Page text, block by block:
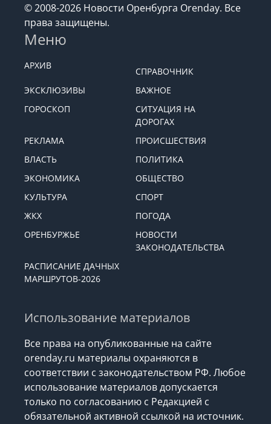
© 2008-2026 Новости Оренбурга Orenday. Все
права защищены.
Меню
АРХИВ
СПРАВОЧНИК
ЭКСКЛЮЗИВЫ
ВАЖНОЕ
ГОРОСКОП
СИТУАЦИЯ НА
ДОРОГАХ
РЕКЛАМА
ПРОИСШЕСТВИЯ
ВЛАСТЬ
ПОЛИТИКА
ЭКОНОМИКА
ОБЩЕСТВО
КУЛЬТУРА
СПОРТ
ЖКХ
ПОГОДА
ОРЕНБУРЖЬЕ
НОВОСТИ
ЗАКОНОДАТЕЛЬСТВА
РАСПИСАНИЕ ДАЧНЫХ
МАРШРУТОВ-2026
Использование материалов
Все права на опубликованные на сайте
orenday.ru материалы охраняются в
соответствии с законодательством РФ. Любое
использование материалов допускается
только по согласованию с Редакцией с
обязательной активной ссылкой на источник.